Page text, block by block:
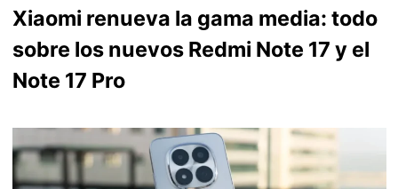
Xiaomi renueva la gama media: todo
sobre los nuevos Redmi Note 17 y el
Note 17 Pro